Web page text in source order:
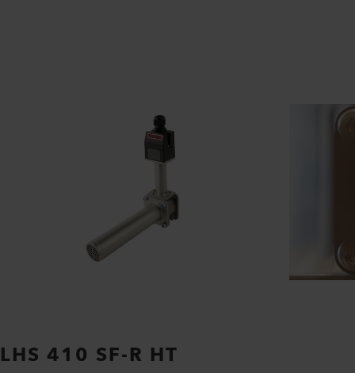
LHS 410 SF-R HT